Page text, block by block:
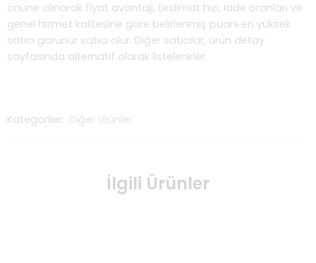
önüne alınarak fiyat avantajı, teslimat hızı, iade oranları ve
genel hizmet kalitesine göre belirlenmiş puanı en yüksek
satıcı görünür satıcı olur. Diğer satıcılar, ürün detay
sayfasında alternatif olarak listelenirler.
Kategoriler: Diğer Ürünler
İlgili Ürünler